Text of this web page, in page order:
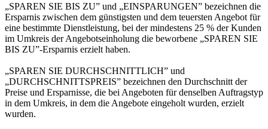
„SPAREN SIE BIS ZU” und „EINSPARUNGEN” bezeichnen die
Ersparnis zwischen dem günstigsten und dem teuersten Angebot für
eine bestimmte Dienstleistung, bei der mindestens 25 % der Kunden
im Umkreis der Angebotseinholung die beworbene „SPAREN SIE
BIS ZU”-Ersparnis erzielt haben.
„SPAREN SIE DURCHSCHNITTLICH” und
„DURCHSCHNITTSPREIS” bezeichnen den Durchschnitt der
Preise und Ersparnisse, die bei Angeboten für denselben Auftragstyp
in dem Umkreis, in dem die Angebote eingeholt wurden, erzielt
wurden.